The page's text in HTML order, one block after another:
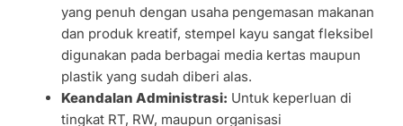
yang penuh dengan usaha pengemasan makanan
dan produk kreatif, stempel kayu sangat fleksibel
digunakan pada berbagai media kertas maupun
plastik yang sudah diberi alas.
Keandalan Administrasi: Untuk keperluan di
tingkat RT, RW, maupun organisasi